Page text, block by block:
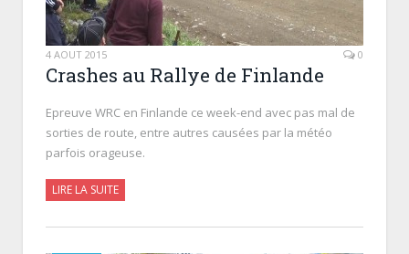
4 AOÛT 2015 0
Crashes au Rallye de Finlande
Epreuve WRC en Finlande ce week-end avec pas mal de
sorties de route, entre autres causées par la météo
parfois orageuse.
LIRE LA SUITE